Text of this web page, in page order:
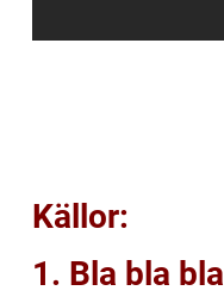
Källor:
1. Bla bla bla